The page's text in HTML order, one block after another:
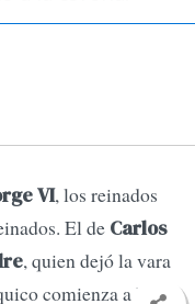
VI, los reinados
El de Carlos
, quien dejó la vara
comienza a la